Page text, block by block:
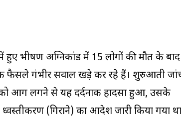
हुए भीषण अग्निकांड में 15 लोगों की मौत के बाद
फैसले गंभीर सवाल खड़े कर रहे हैं। शुरुआती
आग लगने से यह दर्दनाक हादसा हुआ, उसके
(गिराने) का आदेश जारी किया गया